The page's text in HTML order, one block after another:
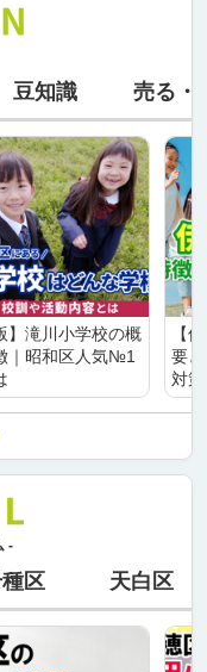
豆知識 売る・
】滝川小学校の概
｜昭和区人気№1
【
要
対
-
区 天白区